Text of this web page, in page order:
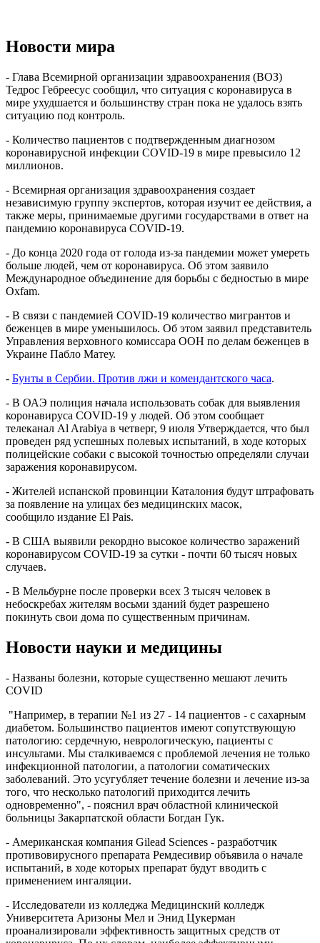
Новости мира
- Глава Всемирной организации здравоохранения (ВОЗ)
Тедрос Гебреесус сообщил, что ситуация с коронавируса в
мире ухудшается и большинству стран пока не удалось взять
ситуацию под контроль.
- Количество пациентов с подтвержденным диагнозом
коронавирусной инфекции COVID-19 в мире превысило 12
миллионов.
- Всемирная организация здравоохранения создает
независимую группу экспертов, которая изучит ее действия, а
также меры, принимаемые другими государствами в ответ на
пандемию коронавируса COVID-19.
- До конца 2020 года от голода из-за пандемии может умереть
больше людей, чем от коронавируса. Об этом заявило
Международное объединение для борьбы с бедностью в мире
Oxfam.
- В связи с пандемией COVID-19 количество мигрантов и
беженцев в мире уменьшилось. Об этом заявил представитель
Управления верховного комиссара ООН по делам беженцев в
Украине Пабло Матеу.
- Бунты в Сербии. Против лжи и комендантского часа.
- В ОАЭ полиция начала использовать собак для выявления
коронавируса COVID-19 у людей. Об этом сообщает
телеканал Al Arabiya в четверг, 9 июля Утверждается, что был
проведен ряд успешных полевых испытаний, в ходе которых
полицейские собаки с высокой точностью определяли случаи
заражения коронавирусом.
- Жителей испанской провинции Каталония будут штрафовать
за появление на улицах без медицинских масок,
сообщило издание El Pais.
- В США выявили рекордно высокое количество заражений
коронавирусом COVID-19 за сутки - почти 60 тысяч новых
случаев.
- В Мельбурне после проверки всех 3 тысяч человек в
небоскребах жителям восьми зданий будет разрешено
покинуть свои дома по существенным причинам.
Новости науки и медицины
- Названы болезни, которые существенно мешают лечить
COVID
"Например, в терапии №1 из 27 - 14 пациентов - с сахарным
диабетом. Большинство пациентов имеют сопутствующую
патологию: сердечную, неврологическую, пациенты с
инсультами. Мы сталкиваемся с проблемой лечения не только
инфекционной патологии, а патологии соматических
заболеваний. Это усугубляет течение болезни и лечение из-за
того, что несколько патологий приходится лечить
одновременно", - пояснил врач областной клинической
больницы Закарпатской области Богдан Гук.
- Американская компания Gilead Sciences - разработчик
противовирусного препарата Ремдесивир объявила о начале
испытаний, в ходе которых препарат будут вводить с
применением ингаляции.
- Исследователи из колледжа Медицинский колледж
Университета Аризоны Мел и Энид Цукерман
проанализировали эффективность защитных средств от